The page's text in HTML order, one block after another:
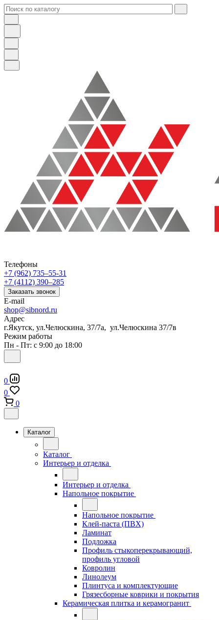
Телефоны
+7 (962) 735‒55-31
+7 (4112) 390‒285
Заказать звонок
E-mail
shop@sibnord.ru
Адрес
​г.Якутск, ул.Челюскина, 37/7а, ул.Челюскина 37/7в
Режим работы
Пн - Пт: с 9:00 до 18:00
0
0
0
Каталог
Каталог
Интерьер и отделка
Интерьер и отделка
Напольное покрытие
Напольное покрытие
Клей-паста (ПВХ)
Ламинат
Подложка
Профиль стыкоперекрывающий,
профиль угловой
Ковролин
Линолеум
Плинтуса и комплектующие
Грязесборные коврики и покрытия
Керамическая плитка и керамогранит